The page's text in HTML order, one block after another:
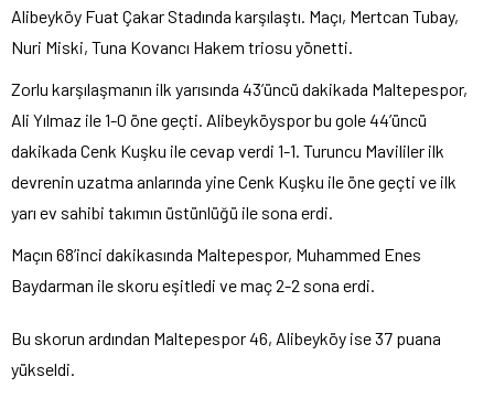
Alibeyköy Fuat Çakar Stadında karşılaştı. Maçı, Mertcan Tubay,
Nuri Miski, Tuna Kovancı Hakem triosu yönetti.
Zorlu karşılaşmanın ilk yarısında 43’üncü dakikada Maltepespor,
Ali Yılmaz ile 1-0 öne geçti. Alibeyköyspor bu gole 44’üncü
dakikada Cenk Kuşku ile cevap verdi 1-1. Turuncu Mavililer ilk
devrenin uzatma anlarında yine Cenk Kuşku ile öne geçti ve ilk
yarı ev sahibi takımın üstünlüğü ile sona erdi.
Maçın 68’inci dakikasında Maltepespor, Muhammed Enes
Baydarman ile skoru eşitledi ve maç 2-2 sona erdi.
Bu skorun ardından Maltepespor 46, Alibeyköy ise 37 puana
yükseldi.